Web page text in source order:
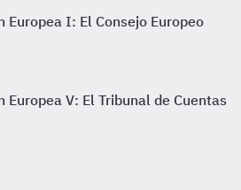
I: El Consejo Europeo
V: El Tribunal de Cuentas